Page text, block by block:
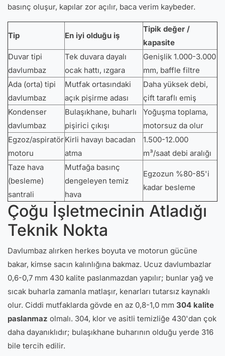
basınç oluşur, kapılar zor açılır, baca verim kaybeder.
Tip En iyi olduğu iş
Tipik değer /
kapasite
Duvar tipi
davlumbaz
Tek duvara dayalı
ocak hattı, ızgara
Genişlik 1.000-3.000
mm, baffle filtre
Ada (orta) tipi
davlumbaz
Mutfak ortasındaki
açık pişirme adası
Daha yüksek debi,
çift taraflı emiş
Kondenser
davlumbaz
Bulaşıkhane, buharlı
pişirici çıkışı
Yoğuşma toplama,
motorsuz da olur
Egzoz/aspiratör
motoru
Kirli havayı bacadan
atma
1.500-12.000
m³/saat debi aralığı
Taze hava
(besleme)
santrali
Mutfağa basınç
dengeleyen temiz
hava
Egzozun %80-85'i
kadar besleme
Çoğu İşletmecinin Atladığı
Teknik Nokta
Davlumbaz alırken herkes boyuta ve motorun gücüne
bakar, kimse sacın kalınlığına bakmaz. Ucuz davlumbazlar
0,6-0,7 mm 430 kalite paslanmazdan yapılır; bunlar yağ ve
sıcak buharla zamanla matlaşır, kenarları tutarsız kaynaklı
olur. Ciddi mutfaklarda gövde en az 0,8-1,0 mm 304 kalite
paslanmaz olmalı. 304, klor ve asitli temizliğe 430'dan çok
daha dayanıklıdır; bulaşıkhane buharının olduğu yerde 316
bile tercih edilir.